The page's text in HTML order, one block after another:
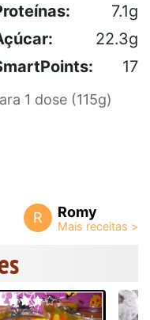
7.1g
22.3g
17
1 dose (115g)
R Romy